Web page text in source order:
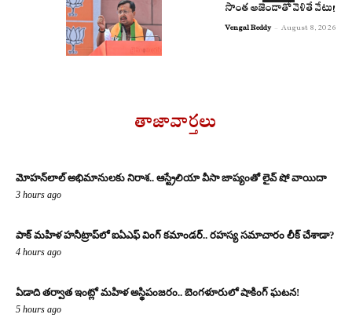
సొంత అజెండాతో వెళితే వేటు!
Vengal Reddy - August 8, 2026
తాజావార్తలు
మోహన్‌లాల్ అభిమానులకు నిరాశ.. ఆస్ట్రేలియా వీసా జాప్యంతో లైవ్ షో వాయిదా
3 hours ago
పాక్ మహిళ హనీట్రాప్‌లో ఐఏఎఫ్ వింగ్ కమాండర్.. రహస్య సమాచారం లీక్ చేశాడా?
4 hours ago
ఏడాది తర్వాత ఇంట్లో మహిళ అస్థిపంజరం.. బెంగళూరులో షాకింగ్ ఘటన!
5 hours ago